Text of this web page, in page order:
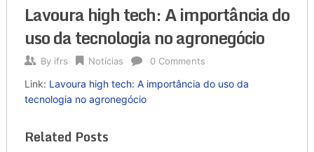
Lavoura high tech: A importância do
uso da tecnologia no agronegócio
By ifrs Notícias 0 Comments
Link: Lavoura high tech: A importância do uso da
tecnologia no agronegócio
Related Posts